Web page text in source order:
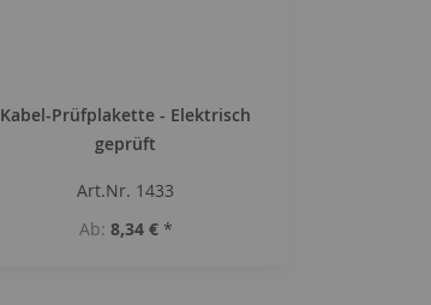
Kabel-Prüfplakette - Elektrisch
geprüft
Art.Nr. 1433
Ab 8,34 € *